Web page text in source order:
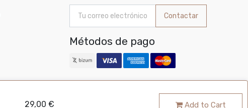
29,00 € Add to Cart
Contactar
Métodos de pago